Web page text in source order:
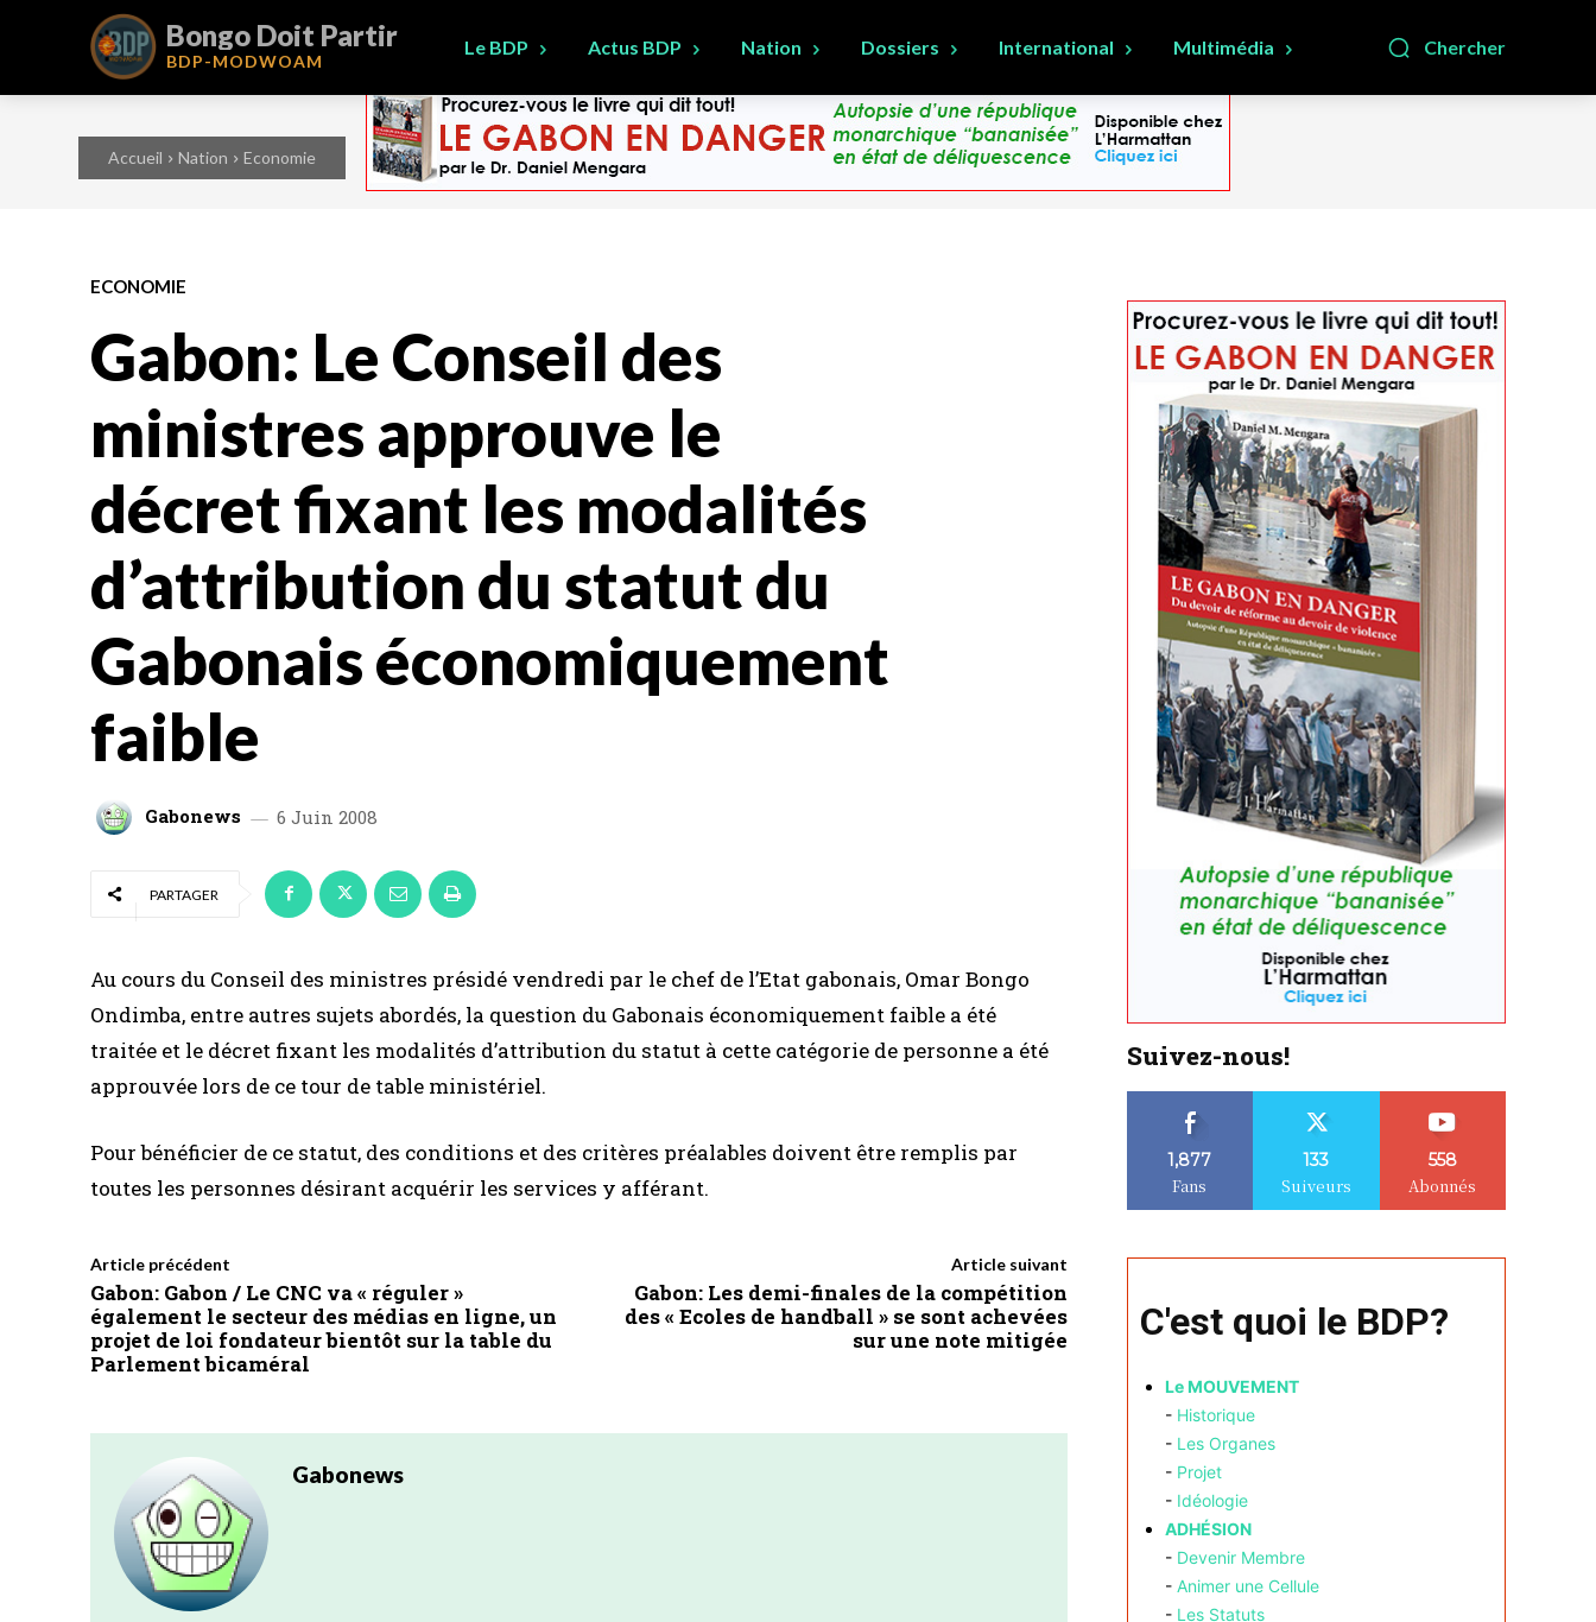
Bongo Doit Partir
BDP-MODWOAM
Chercher
Le BDP Actus BDP Nation Dossiers International Multimédia
Accueil Nation Economie
ECONOMIE
Gabon: Le Conseil des
ministres approuve le
décret fixant les modalités
d’attribution du statut du
Gabonais économiquement
faible
Gabonews 6 Juin 2008
PARTAGER
Au cours du Conseil des ministres présidé vendredi par le chef de l’Etat gabonais, Omar Bongo
Ondimba, entre autres sujets abordés, la question du Gabonais économiquement faible a été
traitée et le décret fixant les modalités d’attribution du statut à cette catégorie de personne a été
approuvée lors de ce tour de table ministériel.
Pour bénéficier de ce statut, des conditions et des critères préalables doivent être remplis par
toutes les personnes désirant acquérir les services y afférant.
Article précédent
Gabon: Gabon / Le CNC va « réguler »
également le secteur des médias en ligne, un
projet de loi fondateur bientôt sur la table du
Parlement bicaméral
Article suivant
Gabon: Les demi-finales de la compétition
des « Ecoles de handball » se sont achevées
sur une note mitigée
Gabonews
Suivez-nous!
1,877
Fans
133
Suiveurs
558
Abonnés
C'est quoi le BDP?
Le MOUVEMENT
- Historique
- Les Organes
- Projet
- Idéologie
ADHÉSION
- Devenir Membre
- Animer une Cellule
- Les Statuts